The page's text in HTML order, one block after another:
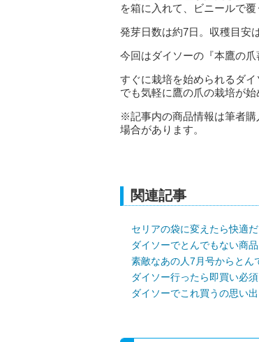
を箱に入れて、ビニールで
発芽日数は約7日。収穫目安
今回はダイソーの『本鷹の爪
すぐに栽培を始められるダ
でも気軽に鷹の爪の栽培が
※記事内の商品情報は筆者購
場合があります。
関連記事
セリアの袋に変えたら快適
ダイソーでとんでもない商
素敵なあの人7月号からと
ダイソー行ったら即買い必
ダイソーでこれ買うの思い